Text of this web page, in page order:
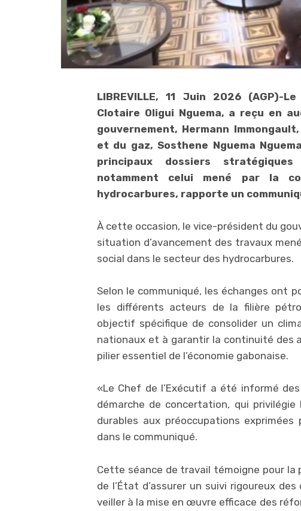
LIBREVILLE, 11 Juin 2026 (AGP)-
Clotaire Oligui Nguema, a reçu en
gouvernement, Hermann
et du gaz, Sosthene Nguema
principaux dossiers
notamment celui mené par la
hydrocarbures, rapporte un
À cette occasion, le vice-président du
situation d’avancement des travaux
social dans le secteur des hydrocarbures.
Selon le communiqué, les échanges ont
les différents acteurs de la filière
objectif spécifique de consolider un
nationaux et à garantir la continuité des
pilier essentiel de l’économie gabonaise.
«Le Chef de l’Exécutif a été informé
démarche de concertation, qui
durables aux préoccupations
dans le communiqué.
Cette séance de travail témoigne pour
de l’État d’assurer un suivi rigoureux
veiller à la mise en œuvre efficace des